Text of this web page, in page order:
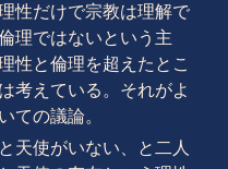
性だけで宗教は理解で
理ではないという主
性と倫理を超えたとこ
考えている。それがよ
ての議論。
天使がいない、と二人